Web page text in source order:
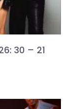
30 – 21